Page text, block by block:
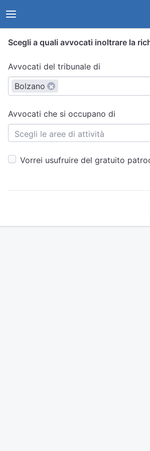
Scegli a quali avvocati inoltrare la
Avvocati del tribunale di
×
Bolzano
Avvocati che si occupano di
Vorrei usufruire del gratuito